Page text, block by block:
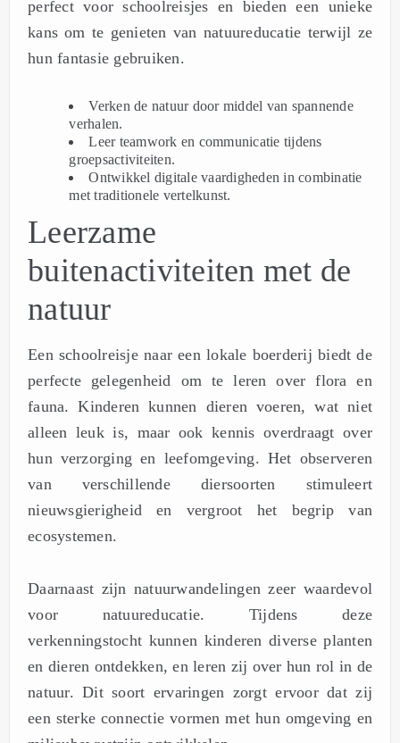
perfect voor schoolreisjes en bieden een unieke
kans om te genieten van natuureducatie terwijl ze
hun fantasie gebruiken.
Verken de natuur door middel van spannende
verhalen.
Leer teamwork en communicatie tijdens
groepsactiviteiten.
Ontwikkel digitale vaardigheden in combinatie
met traditionele vertelkunst.
Leerzame
buitenactiviteiten met de
natuur
Een schoolreisje naar een lokale boerderij biedt de
perfecte gelegenheid om te leren over flora en
fauna. Kinderen kunnen dieren voeren, wat niet
alleen leuk is, maar ook kennis overdraagt over
hun verzorging en leefomgeving. Het observeren
van verschillende diersoorten stimuleert
nieuwsgierigheid en vergroot het begrip van
ecosystemen.
Daarnaast zijn natuurwandelingen zeer waardevol
voor natuureducatie. Tijdens deze
verkenningstocht kunnen kinderen diverse planten
en dieren ontdekken, en leren zij over hun rol in de
natuur. Dit soort ervaringen zorgt ervoor dat zij
een sterke connectie vormen met hun omgeving en